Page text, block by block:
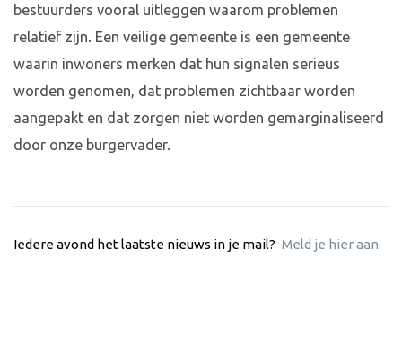
bestuurders vooral uitleggen waarom problemen
relatief zijn. Een veilige gemeente is een gemeente
waarin inwoners merken dat hun signalen serieus
worden genomen, dat problemen zichtbaar worden
aangepakt en dat zorgen niet worden gemarginaliseerd
door onze burgervader.
Iedere avond het laatste nieuws in je mail? Meld je hier aan